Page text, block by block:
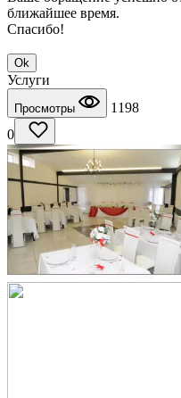
ближайшее время.
Спасибо!
Ok
Услуги
Просмотры
1198
0